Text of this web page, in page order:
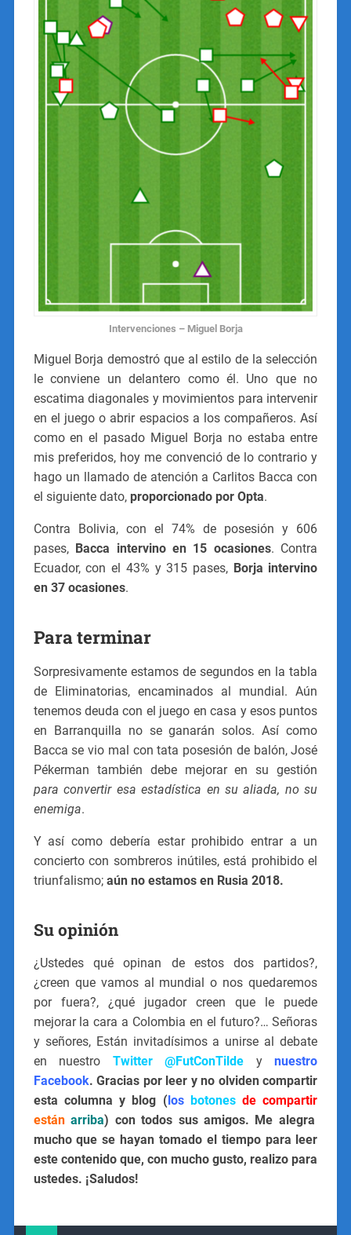
Intervenciones – Miguel Borja
Miguel Borja demostró que al estilo de la selección
le conviene un delantero como él. Uno que no
escatima diagonales y movimientos para intervenir
en el juego o abrir espacios a los compañeros. Así
como en el pasado Miguel Borja no estaba entre
mis preferidos, hoy me convenció de lo contrario y
hago un llamado de atención a Carlitos Bacca con
el siguiente dato, proporcionado por Opta.
Contra Bolivia, con el 74% de posesión y 606
pases, Bacca intervino en 15 ocasiones. Contra
Ecuador, con el 43% y 315 pases, Borja intervino
en 37 ocasiones.
Para terminar
Sorpresivamente estamos de segundos en la tabla
de Eliminatorias, encaminados al mundial. Aún
tenemos deuda con el juego en casa y esos puntos
en Barranquilla no se ganarán solos. Así como
Bacca se vio mal con tata posesión de balón, José
Pékerman también debe mejorar en su gestión
para convertir esa estadística en su aliada, no su
enemiga.
Y así como debería estar prohibido entrar a un
concierto con sombreros inútiles, está prohibido el
triunfalismo; aún no estamos en Rusia 2018.
Su opinión
¿Ustedes qué opinan de estos dos partidos?,
¿creen que vamos al mundial o nos quedaremos
por fuera?, ¿qué jugador creen que le puede
mejorar la cara a Colombia en el futuro?… Señoras
y señores, Están invitadísimos a unirse al debate
en nuestro Twitter @FutConTilde ynuestro
Facebook. Gracias por leer y no olviden compartir
esta columna y blog (los botonesde compartir
están arriba) con todos sus amigos. Me alegra
mucho que se hayan tomado el tiempo para leer
este contenido que, con mucho gusto, realizo para
ustedes. ¡Saludos!